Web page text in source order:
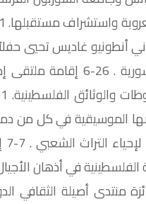
أنطونيو غاديس